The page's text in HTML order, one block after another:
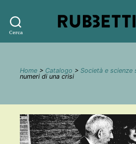
Cerca
Home > Catalogo > Società e scienze
numeri di una crisi